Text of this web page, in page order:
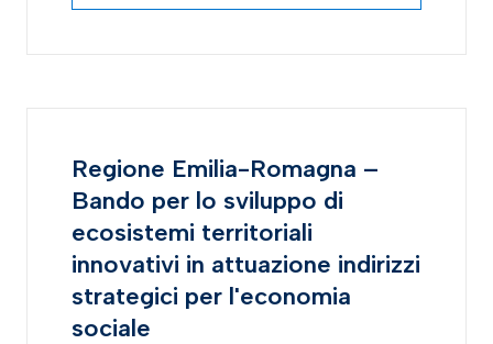
Regione Emilia-Romagna –
Bando per lo sviluppo di
ecosistemi territoriali
innovativi in attuazione indirizzi
strategici per l'economia
sociale